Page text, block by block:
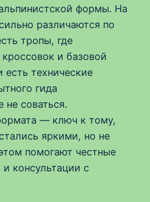
формы. На
различаются по
тропы, где
и базовой
технические
гида
не соваться.
— ключ к тому,
яркими, но не
помогают честные
консультации с